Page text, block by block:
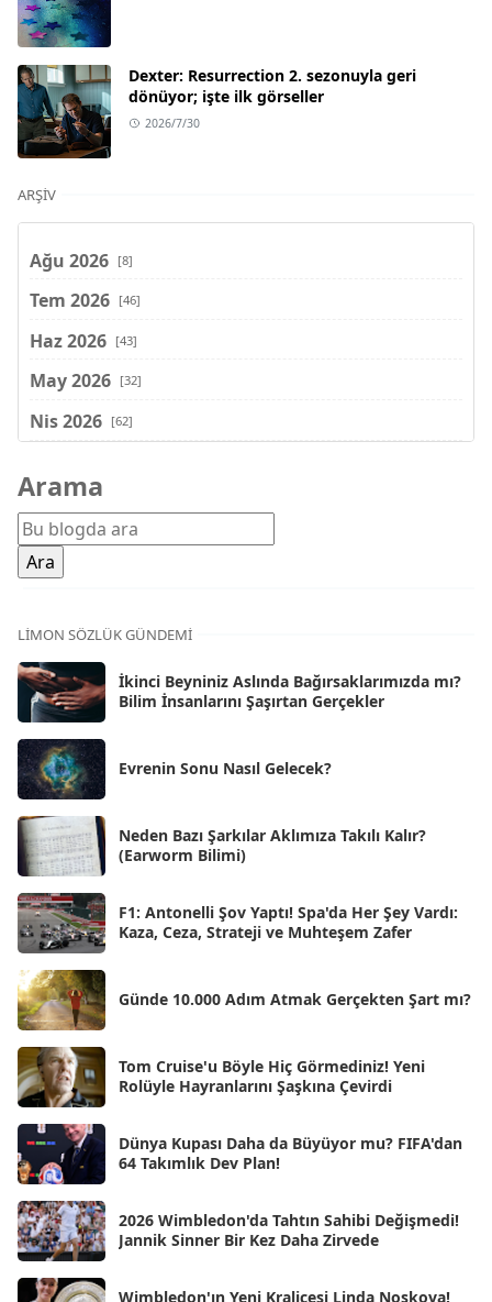
Dexter: Resurrection 2. sezonuyla geri
dönüyor; işte ilk görseller
2026/7/30
ARŞIV
Ağu 2026 [8]
Tem 2026 [46]
Haz 2026 [43]
May 2026 [32]
Nis 2026 [62]
Şub 2026
Oca 2026 [72]
Ara 2025
Kas 2025
Eki 2025
Eyl 2025 [56]
Ağu 2025
Tem 2025
Haz 2025
May 2025 [54]
Nis 2025 [56]
Mar 2025
Şub 2025
Oca 2025
Ara 2024 [25]
Kas 2024
Eki 2024 [46]
Eyl 2024
Ağu 2024 [10]
Tem 2024
Arama
LIMON SÖZLÜK GÜNDEMI
İkinci Beyniniz Aslında Bağırsaklarımızda mı?
Bilim İnsanlarını Şaşırtan Gerçekler
Evrenin Sonu Nasıl Gelecek?
Neden Bazı Şarkılar Aklımıza Takılı Kalır?
(Earworm Bilimi)
F1: Antonelli Şov Yaptı! Spa'da Her Şey Vardı:
Kaza, Ceza, Strateji ve Muhteşem Zafer
Günde 10.000 Adım Atmak Gerçekten Şart mı?
Tom Cruise'u Böyle Hiç Görmediniz! Yeni
Rolüyle Hayranlarını Şaşkına Çevirdi
Dünya Kupası Daha da Büyüyor mu? FIFA'dan
64 Takımlık Dev Plan!
2026 Wimbledon'da Tahtın Sahibi Değişmedi!
Jannik Sinner Bir Kez Daha Zirvede
Wimbledon'ın Yeni Kraliçesi Linda Noskova!